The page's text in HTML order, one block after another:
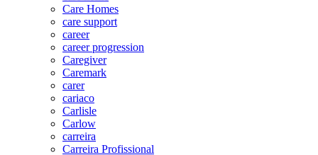
Care Homes
care support
career
career progression
Caregiver
Caremark
carer
cariaco
Carlisle
Carlow
carreira
Carreira Profissional